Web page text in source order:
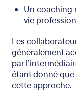
Un coaching
vie
Les
généralement
par
étant donné
cette approche.